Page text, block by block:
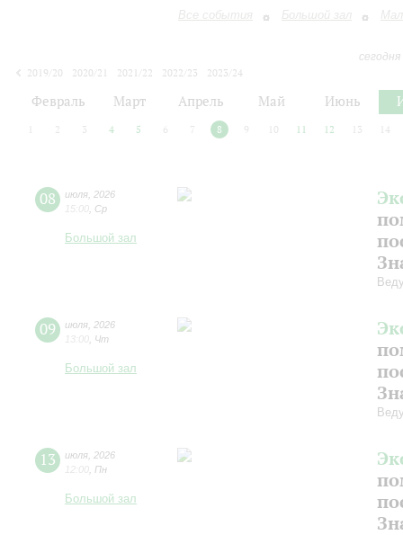
Все события Большой зал
2019/20
2020/21 2021/22 2022/23
2023/24
Февраль Март Апрель Май Июнь
2 3 4 5 6 7 8 9 10 11 12 13 14
08 июля 2026
15:00 Ср
Большой зал
09 июля 2026
13:00 Чт
Большой зал
13 июля 2026
12:00 Пн
Большой зал